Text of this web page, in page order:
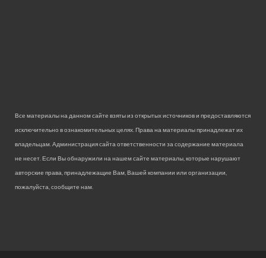
Все материалы на данном сайте взяты из открытых источников и предоставляются
исключительно в ознакомительных целях. Права на материалы принадлежат их
владельцам. Администрация сайта ответственности за содержание материала
не несет. Если Вы обнаружили на нашем сайте материалы, которые нарушают
авторские права, принадлежащие Вам, Вашей компании или организации,
пожалуйста, сообщите нам.